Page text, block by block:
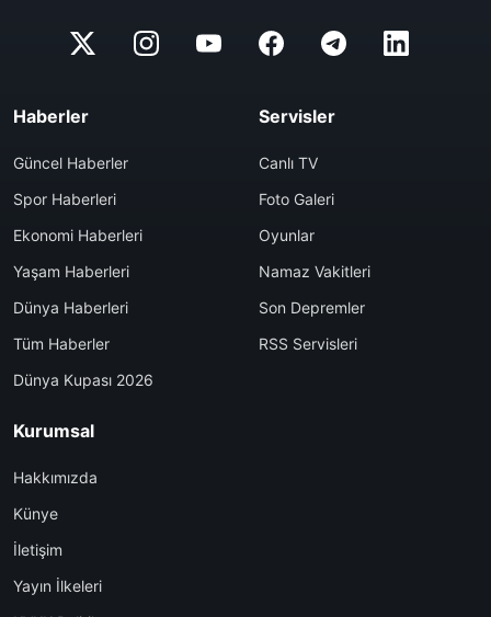
Haberler
Güncel Haberler
Spor Haberleri
Ekonomi Haberleri
Yaşam Haberleri
Dünya Haberleri
Tüm Haberler
Dünya Kupası 2026
Servisler
Canlı TV
Foto Galeri
Oyunlar
Namaz Vakitleri
Son Depremler
RSS Servisleri
Kurumsal
Hakkımızda
Künye
İletişim
Yayın İlkeleri